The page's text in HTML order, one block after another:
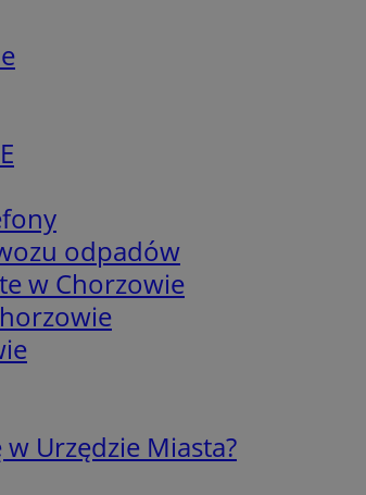
odpadów
w Chorzowie
w Urzędzie Miasta?